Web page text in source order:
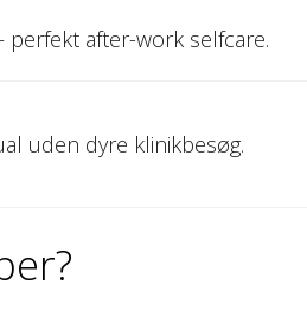
after-work selfcare.
uden dyre klinik­besøg.